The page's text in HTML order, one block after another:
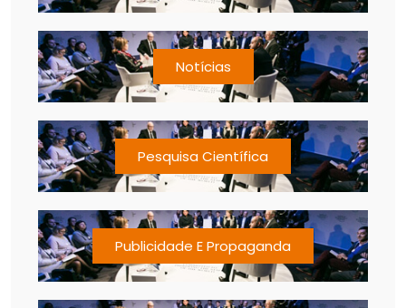
Notícias
Pesquisa Científica
Publicidade E Propaganda